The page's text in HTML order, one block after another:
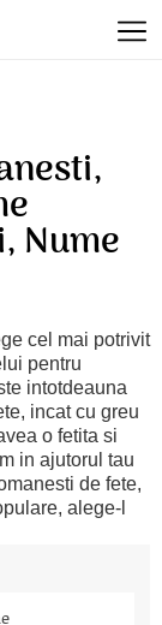
Nume
cel mai potrivit
pentru
intotdeauna
incat cu greu
o fetita si
in ajutorul tau
de fete,
alege-l